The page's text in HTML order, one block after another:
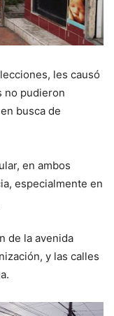
les causó
no pudieron
busca de
en ambos
especialmente en
de la avenida
y las calles